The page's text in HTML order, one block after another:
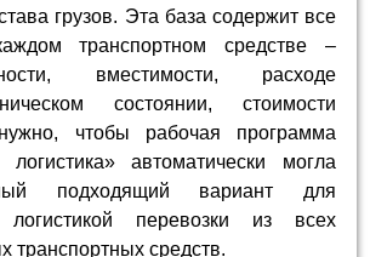
грузов. Эта база содержит все
транспортном средстве –
вместимости, расходе
состоянии, стоимости
чтобы рабочая программа
логистика» автоматически могла
подходящий вариант для
перевозки из всех
транспортных средств.